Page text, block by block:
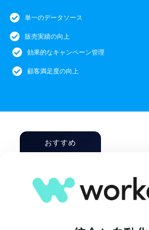
単一のデータソース
販売実績の向上
効果的なキャンペーン管理
顧客満足度の向上
おすすめ